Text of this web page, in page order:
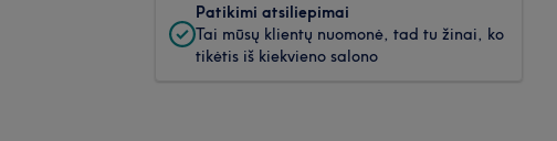
Patikimi atsiliepimai
Tai mūsų klientų nuomonė, tad tu žinai, ko
tikėtis iš kiekvieno salono